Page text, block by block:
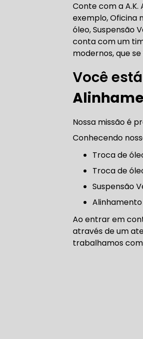
Conte com a
exemplo, Oficina
óleo, Suspensão
conta com um
modernos, que
Você
Nossa missão é
Conhecendo
troca de
Troca de
Suspensão
Ao entrar em
através de um
trabalhamos com